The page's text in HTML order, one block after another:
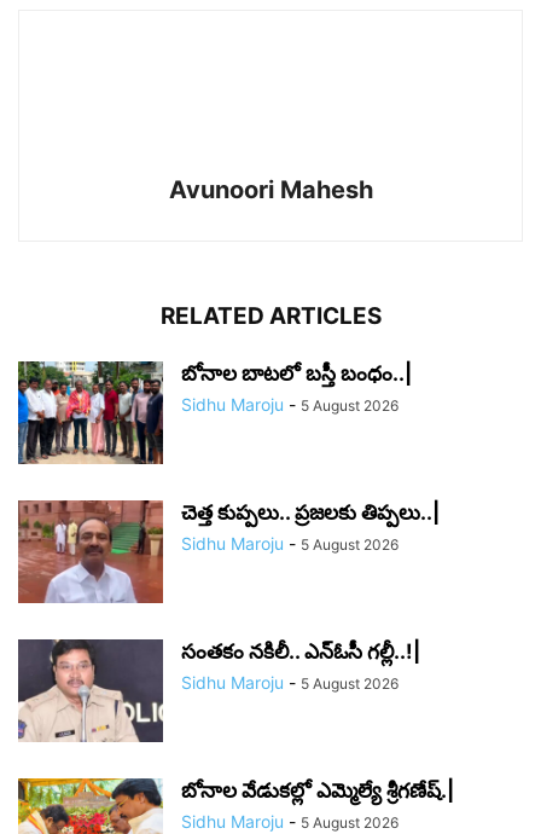
Avunoori Mahesh
RELATED ARTICLES
బోనాల బాటలో బస్తీ బంధం..|
Sidhu Maroju - 5 August 2026
చెత్త కుప్పలు.. ప్రజలకు తిప్పలు..|
Sidhu Maroju - 5 August 2026
సంతకం నకిలీ.. ఎన్‌ఓసీ గల్లీ..!|
Sidhu Maroju - 5 August 2026
బోనాల వేడుకల్లో ఎమ్మెల్యే శ్రీగణేష్.|
Sidhu Maroju - 5 August 2026